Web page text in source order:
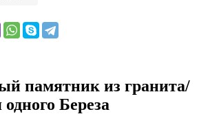
памятник из гранита/
Береза